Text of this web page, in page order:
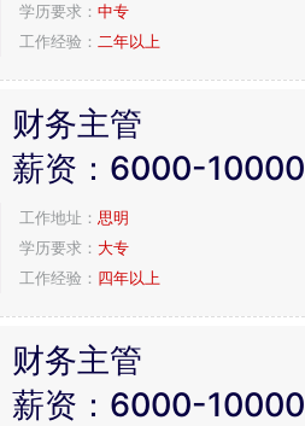
学历要求： 中专
工作经验： 二年以上
财务主管
薪资： 6000-10000
工作地址： 思明
学历要求： 大专
工作经验： 四年以上
财务主管
薪资： 6000-10000